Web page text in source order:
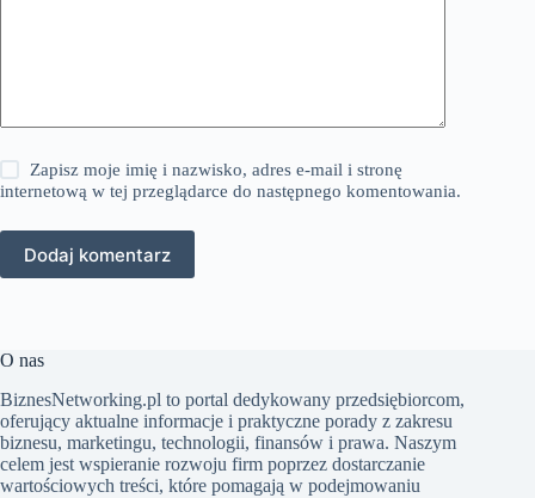
Zapisz moje imię i nazwisko, adres e-mail i stronę
internetową w tej przeglądarce do następnego komentowania.
Dodaj komentarz
O nas
BiznesNetworking.pl to portal dedykowany przedsiębiorcom,
oferujący aktualne informacje i praktyczne porady z zakresu
biznesu, marketingu, technologii, finansów i prawa. Naszym
celem jest wspieranie rozwoju firm poprzez dostarczanie
wartościowych treści, które pomagają w podejmowaniu